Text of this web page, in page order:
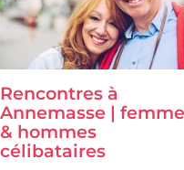
Rencontres à
Annemasse |
& hommes
célibataires